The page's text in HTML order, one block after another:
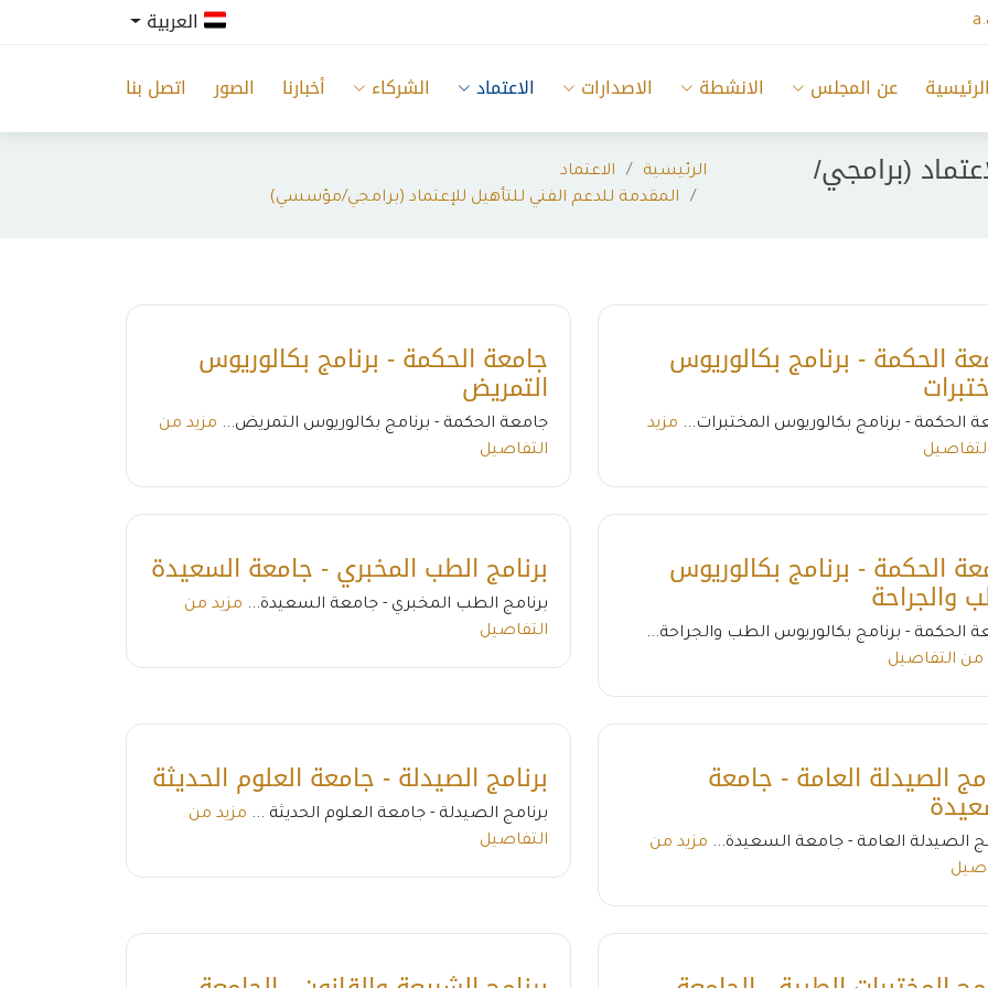
عن المجلس الانشطة الاصدارات الاعتماد الشركاء أخبارنا الصور اتصل بنا
(برامجي/ الرئيسية
الاعتماد
المقدمة للدعم الفني للتأهيل للإعتماد (برامجي/مؤسسي)
الحكمة - برنامج بكالوريوس
الحكمة - برنامج بكالوريوس المختبرات... مزيد
جامعة الحكمة - برنامج بكالوريوس
التمريض
جامعة الحكمة - برنامج بكالوريوس التمريض... مزيد من
التفاصيل
الحكمة - برنامج بكالوريوس
والجراحة
الحكمة - برنامج بكالوريوس الطب والجراحة...
من التفاصيل
برنامج الطب المخبري - جامعة السعيدة
برنامج الطب المخبري - جامعة السعيدة... مزيد من
التفاصيل
الصيدلة العامة - جامعة
الصيدلة العامة - جامعة السعيدة... مزيد من
برنامج الصيدلة - جامعة العلوم الحديثة
برنامج الصيدلة - جامعة العلوم الحديثة ... مزيد من
التفاصيل